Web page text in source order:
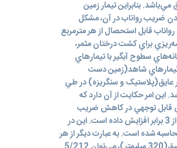
تيمار عايق مي‌باشد. بنابراين تيمار زمين
ضريب رواناب در آن، مشکل
قابل استحصال از هر مترمربع
براي کشت درختان مثمر،
سطوح آبگير با تيمارهاي
تيمارهاي شاهد(زمين دست
و سنگريزه) در طي
8/2 ، 3/9 و 4/66 درصد مي‌باشد. اين امر حکايت از آن دارد که
قابل توجهي در کاهش ضريب
رواناب بوده و تنها حذف آن از سطح سامانه، ضريب رواناب را بيش از 3 برابر افزايش داده است. اين در
ضريب رواناب در تيمار عايق، 4/66 درصد محاسبه شده است. به عبارت ديگر از هر